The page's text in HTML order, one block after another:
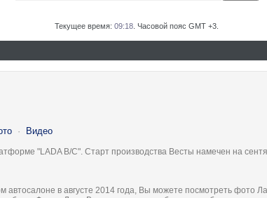
Текущее время: 09:18 . Часовой пояс GMT +3.
· Видео
"LADA B/C". Старт производства Весты намечен на
в августе 2014 года, Вы можете посмотреть фото